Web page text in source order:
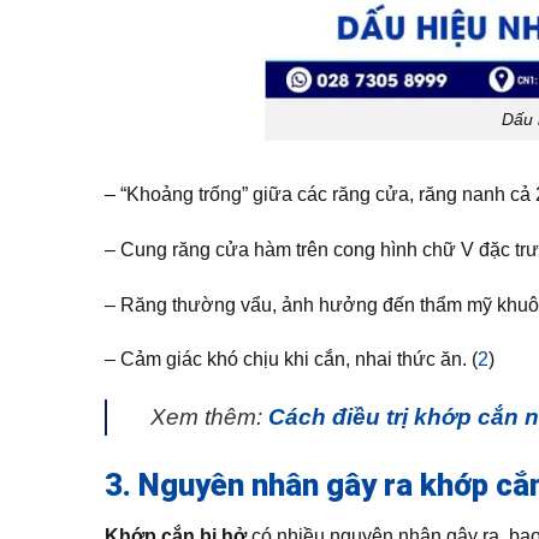
Dấu
– “Khoảng trống” giữa các răng cửa, răng nanh
– Cung răng cửa hàm trên cong hình chữ V đặc
– Răng thường vẩu, ảnh hưởng đến thẩm mỹ
– Cảm giác khó chịu khi cắn, nhai thức ăn. (2)
Xem thêm: Cách điều trị khớp cắn
3. Nguyên nhân gây ra khớp